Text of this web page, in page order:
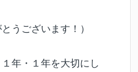
うございます！）
年・１年を大切にし